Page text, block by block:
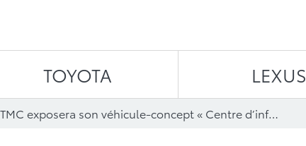
TOYOTA LEXUS
TMC exposera son véhicule-concept « Centre d’information »